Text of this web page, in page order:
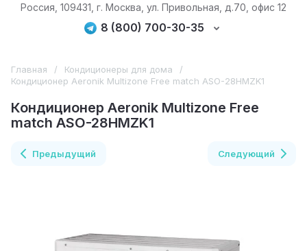
Россия, 109431, г. Москва, ул. Привольная, д.70, офис 12
8 (800) 700-30-35
Главная / Кондиционеры для дома
/
Кондиционер Aeronik Multizone Free match ASO-28HMZK1
Кондиционер Aeronik Multizone Free
match ASO-28HMZK1
Предыдущий Следующий